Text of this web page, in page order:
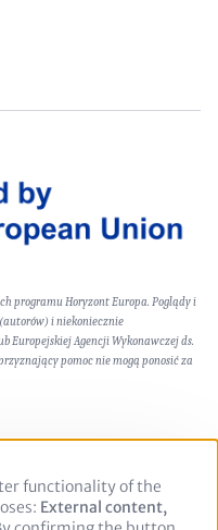
programu Horyzont Europa. Poglądy i
i niekoniecznie
Europejskiej Agencji Wykonawczej ds.
pomoc nie mogą ponosić za
Nota prawna
functionality of the
External content,